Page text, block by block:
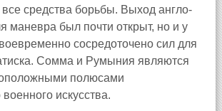
средства борьбы. Выход англо-
маневра был почти открыт, но и у
сосредоточено сил для
Сомма и Румыния являются
полюсами
искусства.